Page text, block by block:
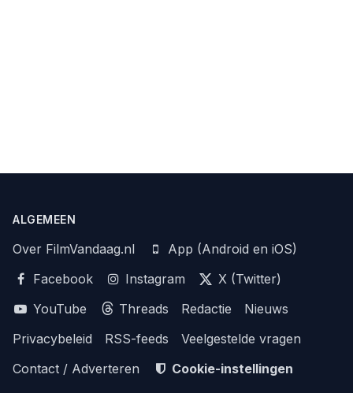
ALGEMEEN
Over FilmVandaag.nl
App (Android en iOS)
Facebook
Instagram
X (Twitter)
YouTube
Threads Redactie
Nieuws
Privacybeleid
RSS-feeds
Veelgestelde vragen
Contact / Adverteren
Cookie-instellingen